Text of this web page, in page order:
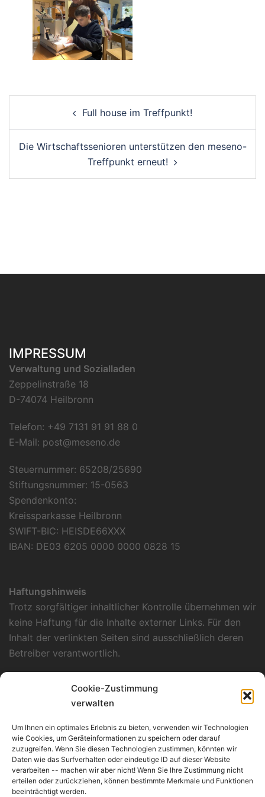
Cookie-Zustimmung
verwalten
Um Ihnen ein optimales Erlebnis zu bieten, verwenden wir Technologien
wie Cookies, um Geräteinformationen zu speichern oder darauf
zuzugreifen. Wenn Sie diesen Technologien zustimmen, könnten wir
Daten wie das Surfverhalten oder eindeutige ID auf dieser Website
verarbeiten -- machen wir aber nicht! Wenn Sie Ihre Zustimmung nicht
erteilen oder zurückziehen, können bestimmte Merkmale und Funktionen
beeinträchtigt werden.
navigation Full house im Treffpunkt!
Die Wirtschaftssenioren unterstützen den meseno-
Treffpunkt erneut!
IMPRESSUM
Verwaltung und Sozialladen
Zeppelinstraße 18
D-74074 Heilbronn
Telefon: +49 7131 91 91 88 0
E-Mail: post@meseno.de
Steuernummer: 65208/25690
Stiftungsnummer: 15-0563
Spendenkonto:
Kreissparkasse Heilbronn
SWIFT-BIC: HEISDE66XXX
IBAN: DE03 6205 0000 0000 0828 15
Haftungshinweis
Trotz sorgfältiger inhaltlicher Kontrolle übernehmen wir
keine Haftung für die Inhalte externer Links. Für den
Inhalt der verlinkten Seiten sind ausschließlich deren
Betreiber verantwortlich.
Unsere Datenschutzerklärung finden Sie
Verantwortlich für Konzept, Layout und
Programmierung
Kümmerle Consulting
Werderstraße 135/1
D-74074 Heilbronn